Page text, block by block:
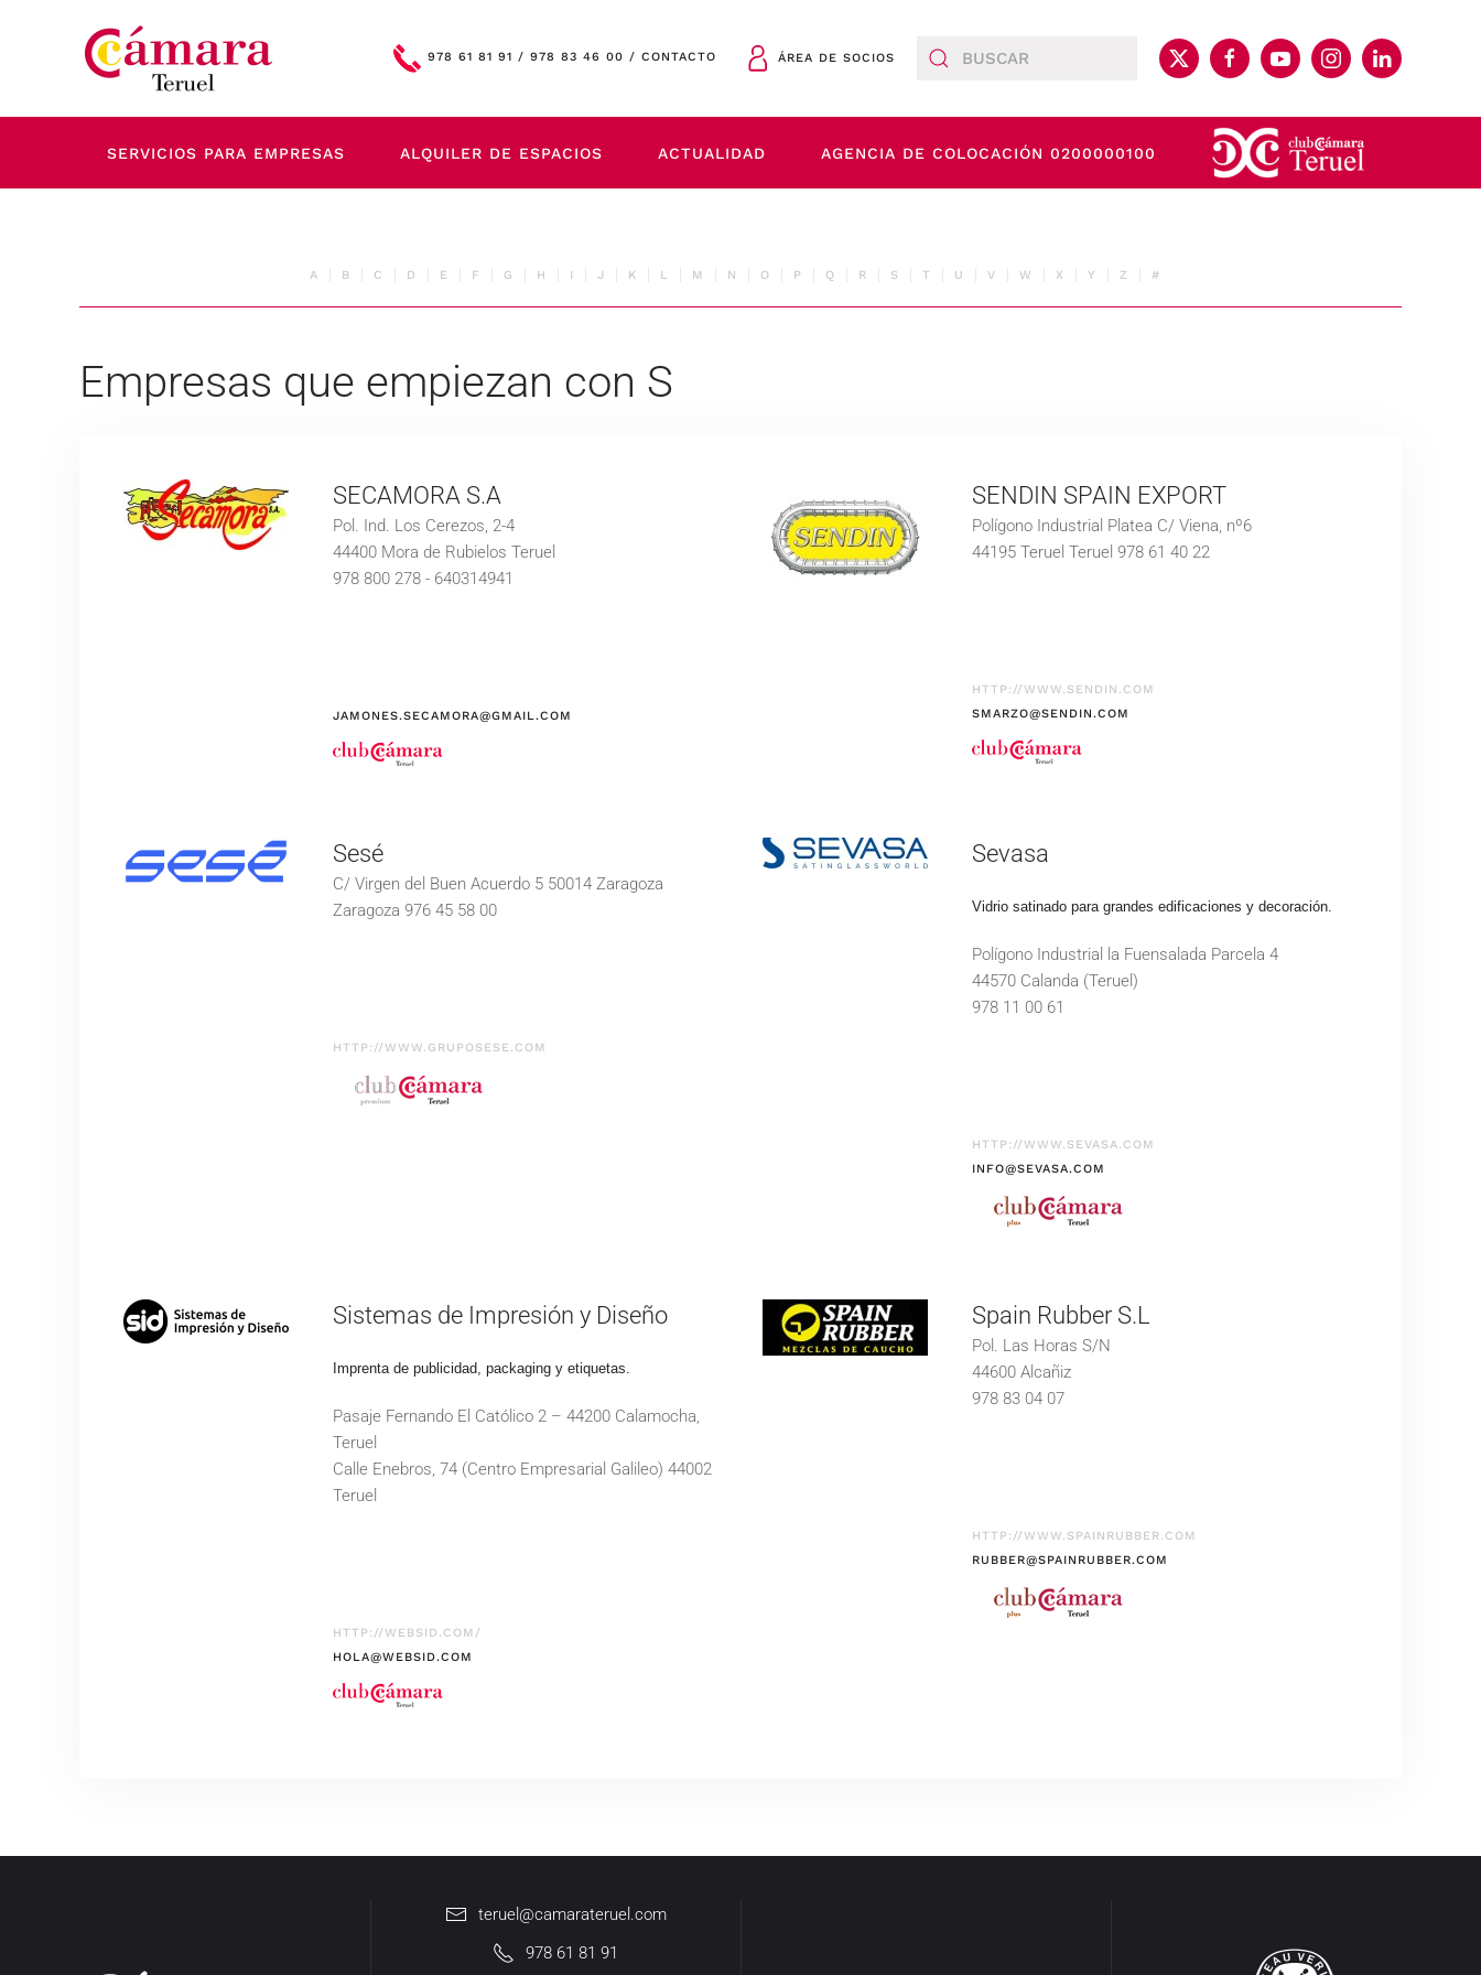
Skip to main content 978 61 81 91 / 978 83 46 00 / CONTACTO ÁREA DE SOCIOS
SERVICIOS PARA EMPRESAS ALQUILER DE ESPACIOS ACTUALIDAD AGENCIA DE COLOCACIÓN 0200000100
A B C D E F G H I J K L M N O P Q R S T U V W X Y Z #
Empresas que empiezan con S
SECAMORA S.A
Pol. Ind. Los Cerezos, 2-4
44400 Mora de Rubielos Teruel
978 800 278 - 640314941
JAMONES.SECAMORA@GMAIL.COM
SENDIN SPAIN EXPORT
Polígono Industrial Platea C/ Viena, nº6
44195 Teruel Teruel 978 61 40 22
HTTP://WWW.SENDIN.COM
SMARZO@SENDIN.COM
Sesé
C/ Virgen del Buen Acuerdo 5 50014 Zaragoza
Zaragoza 976 45 58 00
HTTP://WWW.GRUPOSESE.COM
Sevasa
Vidrio satinado para grandes edificaciones y decoración.
Polígono Industrial la Fuensalada Parcela 4
44570 Calanda (Teruel)
978 11 00 61
HTTP://WWW.SEVASA.COM
INFO@SEVASA.COM
Sistemas de Impresión y Diseño
Imprenta de publicidad, packaging y etiquetas.
Pasaje Fernando El Católico 2 – 44200 Calamocha,
Teruel
Calle Enebros, 74 (Centro Empresarial Galileo) 44002
Teruel
HTTP://WEBSID.COM/
HOLA@WEBSID.COM
Spain Rubber S.L
Pol. Las Horas S/N
44600 Alcañiz
978 83 04 07
HTTP://WWW.SPAINRUBBER.COM
RUBBER@SPAINRUBBER.COM
teruel@camarateruel.com
978 61 81 91